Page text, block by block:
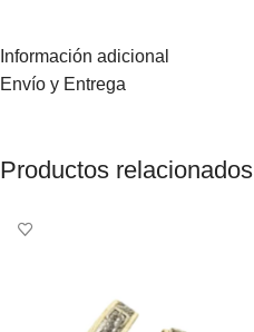
Información adicional
Envío y Entrega
Productos relacionados